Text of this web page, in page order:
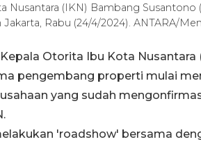
Nusantara (IKN) Bambang
Rabu (24/4/2024). ANTARA/
Otorita Ibu Kota
pengembang properti mulai
yang sudah
'roadshow' bersama